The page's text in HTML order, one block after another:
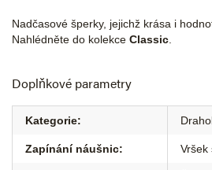
Nadčasové šperky, jejichž krása i
Nahlédněte do kolekce Classic
Doplňkové parametry
Kategorie:
Zapínání náušnic: Vršek